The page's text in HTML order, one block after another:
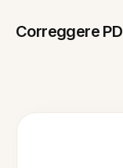
Correggere